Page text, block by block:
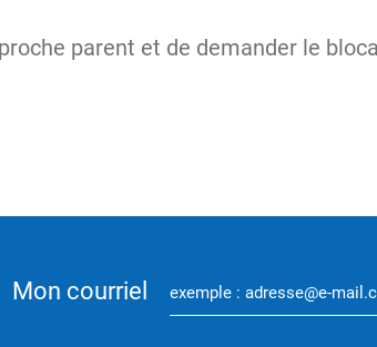
parent et de demander le
Mon courriel